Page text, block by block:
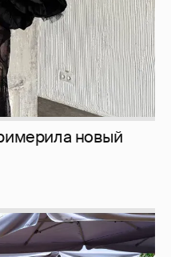
новый